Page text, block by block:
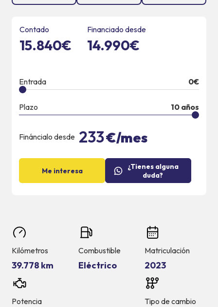
Contado
15.840€
Financiado desde
14.990€
Entrada 0€
Plazo 10 años
Fináncialo desde 233€/mes
Me interesa
¿Tienes alguna
duda?
Kilómetros
39.778 km
Combustible
Eléctrico
Matriculación
2023
Potencia Tipo de cambio